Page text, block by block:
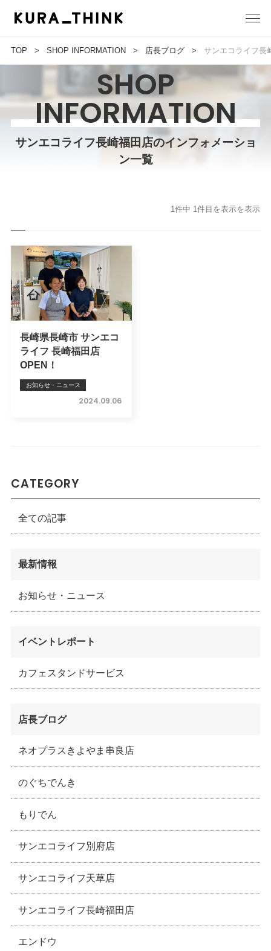
TOP SHOP INFORMATION 店長ブログ サンエコライフ長
SHOP
INFORMATION
サンエコライフ長崎福田店のインフォメーショ
ン一覧
1件中 1件目を表示を表示
長崎県長崎市 サンエコ
ライフ 長崎福田店
OPEN！
お知らせ・ニュース
2024.09.06
CATEGORY
全ての記事
最新情報
お知らせ・ニュース
イベントレポート
カフェスタンドサービス
店長ブログ
ネオプラスきよやま串良店
のぐちでんき
もりでん
サンエコライフ別府店
サンエコライフ天草店
サンエコライフ長崎福田店
エンドウ